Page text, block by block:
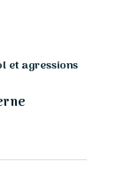
et agressions